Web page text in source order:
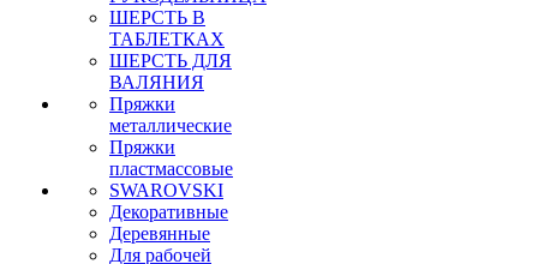
ШЕРСТЬ В
ТАБЛЕТКАХ
ШЕРСТЬ ДЛЯ
ВАЛЯНИЯ
Пряжки
металлические
Пряжки
пластмассовые
SWAROVSKI
Декоративные
Деревянные
Для рабочей